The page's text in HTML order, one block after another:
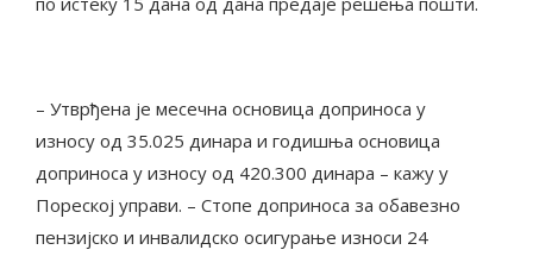
– Утврђена је месечна основица доприноса у
износу од 35.025 динара и годишња основица
доприноса у износу од 420.300 динара – кажу у
Пореској управи. – Стопе доприноса за обавезно
пензијско и инвалидско осигурање износи 24